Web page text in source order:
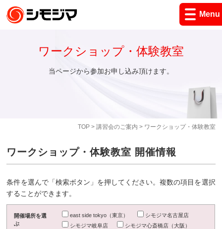
Menu
TOP> 講習会のご案内 > ワークショップ・体験教室
ワークショップ・体験教室
当ページから参加お申し込み頂けます。
ワークショップ・体験教室 開催情報
条件を選んで「検索ボタン」を押してください。複数の項目を選択
することができます。
開催場所を選
ぶ
east side tokyo（東京）
シモジマ名古屋店
シモジマ岐阜店
シモジマ心斎橋店（大阪）